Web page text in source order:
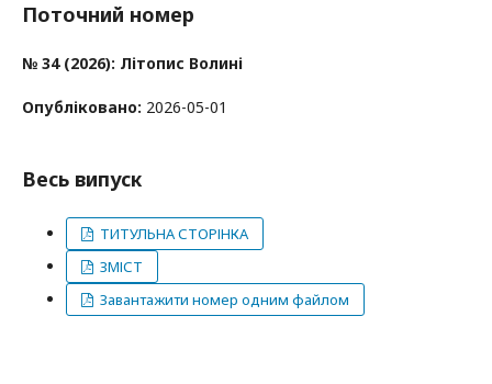
Поточний номер
№ 34 (2026): Літопис Волині
Опубліковано: 2026-05-01
Весь випуск
ТИТУЛЬНА СТОРІНКА
ЗМІСТ
Завантажити номер одним файлом